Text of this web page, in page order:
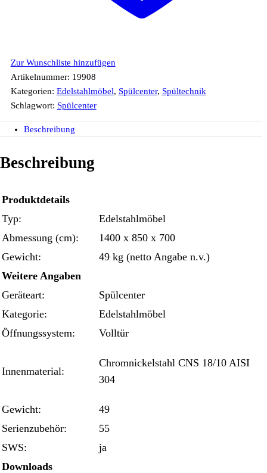
Zur Wunschliste hinzufügen
Artikelnummer: 19908
Kategorien: Edelstahlmöbel, Spülcenter, Spültechnik
Schlagwort: Spülcenter
Beschreibung
Beschreibung
Produktdetails
Typ:
Edelstahlmöbel
Abmessung (cm):
1400 x 850 x 700
Gewicht:
49 kg (netto Angabe n.v.)
Weitere Angaben
Geräteart:
Spülcenter
Kategorie:
Edelstahlmöbel
Öffnungssystem:
Volltür
Innenmaterial:
Chromnickelstahl CNS 18/10 AISI
304
Gewicht:
49
Serienzubehör:
55
SWS:
ja
Downloads